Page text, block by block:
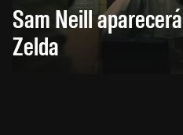
Sam Neill
Zelda